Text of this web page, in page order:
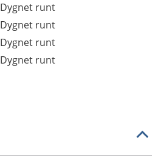
Dygnet runt
Dygnet runt
Dygnet runt
Dygnet runt